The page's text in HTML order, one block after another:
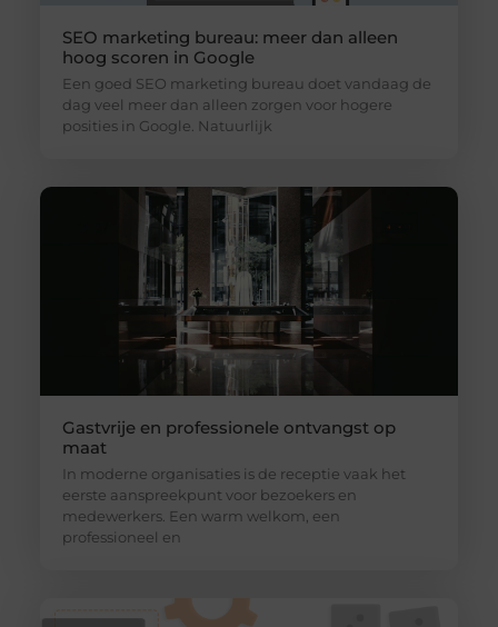
SEO marketing bureau: meer dan alleen
hoog scoren in Google
Een goed SEO marketing bureau doet vandaag de
dag veel meer dan alleen zorgen voor hogere
posities in Google. Natuurlijk
Gastvrije en professionele ontvangst op
maat
In moderne organisaties is de receptie vaak het
eerste aanspreekpunt voor bezoekers en
medewerkers. Een warm welkom, een
professioneel en